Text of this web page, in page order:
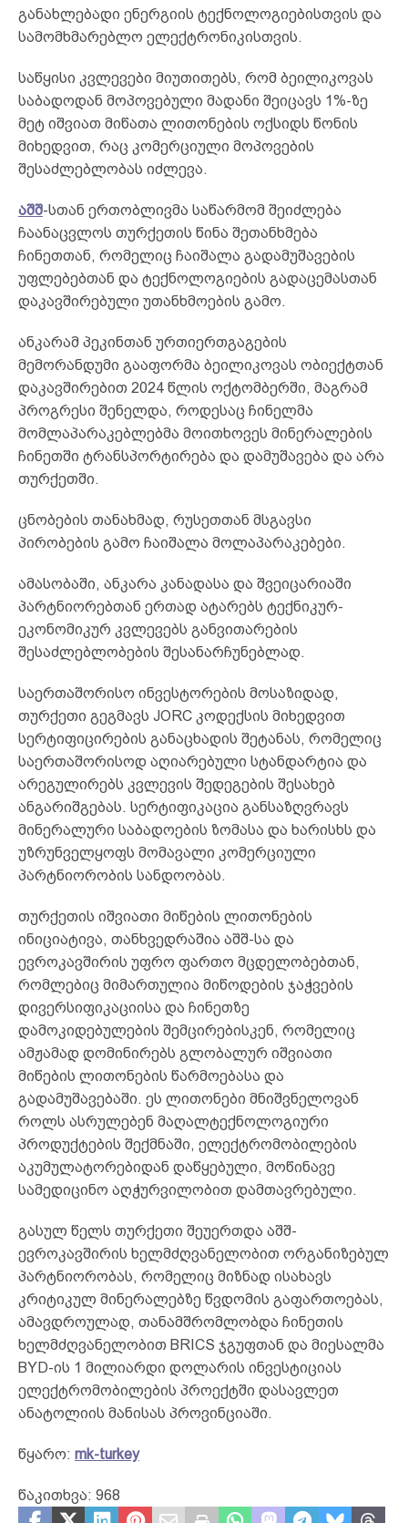
განახლებადი ენერგიის ტექნოლოგიებისთვის და
სამომხმარებლო ელექტრონიკისთვის.
საწყისი კვლევები მიუთითებს, რომ ბეილიკოვას
საბადოდან მოპოვებული მადანი შეიცავს 1%-ზე
მეტ იშვიათ მიწათა ლითონების ოქსიდს წონის
მიხედვით, რაც კომერციული მოპოვების
შესაძლებლობას იძლევა.
აშშ-სთან ერთობლივმა საწარმომ შეიძლება
ჩაანაცვლოს თურქეთის წინა შეთანხმება
ჩინეთთან, რომელიც ჩაიშალა გადამუშავების
უფლებებთან და ტექნოლოგიების გადაცემასთან
დაკავშირებული უთანხმოების გამო.
ანკარამ პეკინთან ურთიერთგაგების
მემორანდუმი გააფორმა ბეილიკოვას ობიექტთან
დაკავშირებით 2024 წლის ოქტომბერში, მაგრამ
პროგრესი შენელდა, როდესაც ჩინელმა
მომლაპარაკებლებმა მოითხოვეს მინერალების
ჩინეთში ტრანსპორტირება და დამუშავება და არა
თურქეთში.
ცნობების თანახმად, რუსეთთან მსგავსი
პირობების გამო ჩაიშალა მოლაპარაკებები.
ამასობაში, ანკარა კანადასა და შვეიცარიაში
პარტნიორებთან ერთად ატარებს ტექნიკურ-
ეკონომიკურ კვლევებს განვითარების
შესაძლებლობების შესანარჩუნებლად.
საერთაშორისო ინვესტორების მოსაზიდად,
თურქეთი გეგმავს JORC კოდექსის მიხედვით
სერტიფიცირების განაცხადის შეტანას, რომელიც
საერთაშორისოდ აღიარებული სტანდარტია და
არეგულირებს კვლევის შედეგების შესახებ
ანგარიშგებას. სერტიფიკაცია განსაზღვრავს
მინერალური საბადოების ზომასა და ხარისხს და
უზრუნველყოფს მომავალი კომერციული
პარტნიორობის სანდოობას.
თურქეთის იშვიათი მიწების ლითონების
ინიციატივა, თანხვედრაშია აშშ-სა და
ევროკავშირის უფრო ფართო მცდელობებთან,
რომლებიც მიმართულია მიწოდების ჯაჭვების
დივერსიფიკაციისა და ჩინეთზე
დამოკიდებულების შემცირებისკენ, რომელიც
ამჟამად დომინირებს გლობალურ იშვიათი
მიწების ლითონების წარმოებასა და
გადამუშავებაში. ეს ლითონები მნიშვნელოვან
როლს ასრულებენ მაღალტექნოლოგიური
პროდუქტების შექმნაში, ელექტრომობილების
აკუმულატორებიდან დაწყებული, მოწინავე
სამედიცინო აღჭურვილობით დამთავრებული.
გასულ წელს თურქეთი შეუერთდა აშშ-
ევროკავშირის ხელმძღვანელობით ორგანიზებულ
პარტნიორობას, რომელიც მიზნად ისახავს
კრიტიკულ მინერალებზე წვდომის გაფართოებას,
ამავდროულად, თანამშრომლობდა ჩინეთის
ხელმძღვანელობით BRICS ჯგუფთან და მიესალმა
BYD-ის 1 მილიარდი დოლარის ინვესტიციას
ელექტრომობილების პროექტში დასავლეთ
ანატოლიის მანისას პროვინციაში.
წყარო: mk-turkey
წაკითხვა: 968